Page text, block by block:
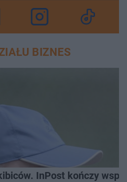
BIZNES
InPost kończy